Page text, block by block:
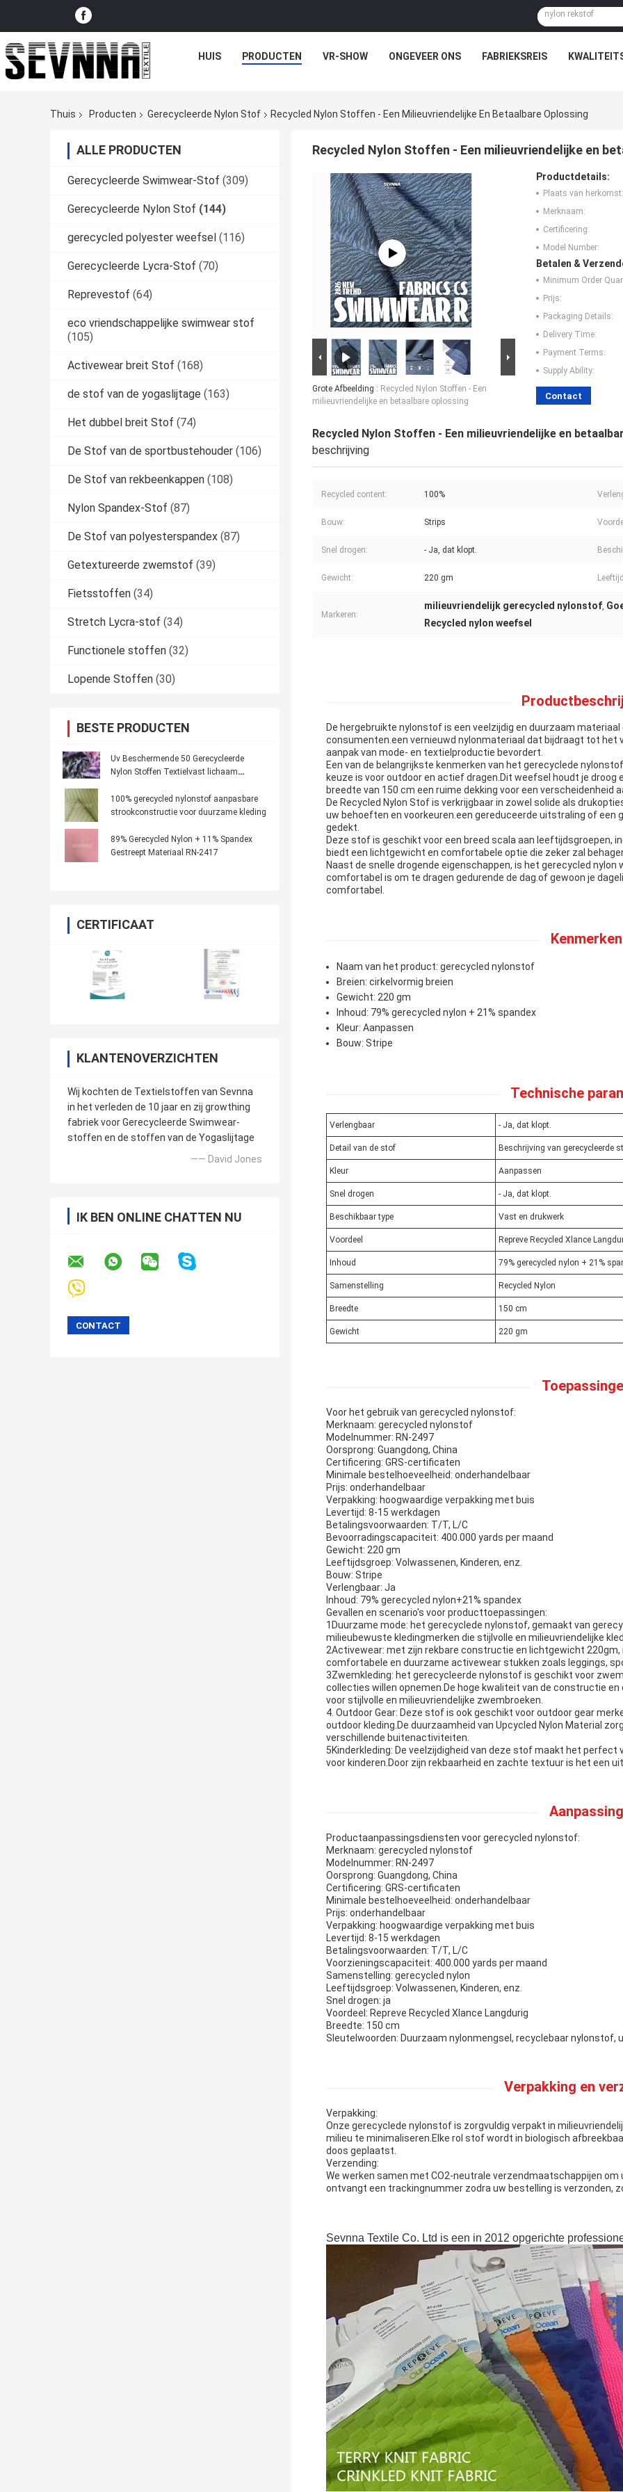
HUIS PRODUCTEN VR-SHOW ONGEVEER ONS FABRIEKSREIS
Thuis Producten Gerecycleerde Nylon Stof Recycled Nylon Stoffen - Een Milieuvriendelijke En Betaalbare Oplossing
ALLE PRODUCTEN
Gerecycleerde Swimwear-Stof (309)
Gerecycleerde Nylon Stof (144)
gerecycled polyester weefsel (116)
Gerecycleerde Lycra-Stof (70)
Reprevestof (64)
eco vriendschappelijke swimwear stof
(105)
Activewear breit Stof (168)
de stof van de yogaslijtage (163)
Het dubbel breit Stof (74)
De Stof van de sportbustehouder (106)
De Stof van rekbeenkappen (108)
Nylon Spandex-Stof (87)
De Stof van polyesterspandex (87)
Getextureerde zwemstof (39)
Fietsstoffen (34)
Stretch Lycra-stof (34)
Functionele stoffen (32)
Lopende Stoffen (30)
BESTE PRODUCTEN
Uv Beschermende 50 Gerecycleerde
Nylon Stoffen Textielvast lichaam
100% gerecycled nylonstof aanpasbare
strookconstructie voor duurzame kleding
89% Gerecycled Nylon + 11% Spandex
Gestreept Materiaal RN-2417
CERTIFICAAT
KLANTENOVERZICHTEN
Wij kochten de Textielstoffen van Sevnna
in het verleden de 10 jaar en zij growthing
fabriek voor Gerecycleerde Swimwear-
stoffen en de stoffen van de Yogaslijtage
—— David Jones
IK BEN ONLINE CHATTEN NU
Recycled Nylon Stoffen - Een milieuvriendelijke en
Grote Afbeelding : Recycled Nylon Stoffen - Een
milieuvriendelijke en betaalbare oplossing
Productdetails:
Plaats van herkomst:
Merknaam:
Certificering:
Model Number:
Betalen &
Minimum Order
Prijs:
Packaging Details:
Delivery Time:
Payment Terms:
Supply Ability:
Contact
Recycled Nylon Stoffen - Een milieuvriendelijke en
beschrijving
Recycled content: 100%
Bouw: Strips
Snel drogen: - Ja, dat klopt.
Gewicht: 220 gm
Markeren:
milieuvriendelijk gerecycled nylonstof,
Recycled nylon weefsel
De hergebruikte nylonstof is een veelzijdig en duurzaam
consumenten.een vernieuwd nylonmateriaal dat bijdraagt tot het
aanpak van mode- en textielproductie bevordert.
Een van de belangrijkste kenmerken van het gerecyclede
keuze is voor outdoor en actief dragen.Dit weefsel houdt je
breedte van 150 cm een ruime dekking voor een verscheidenheid
De Recycled Nylon Stof is verkrijgbaar in zowel solide als
uw behoeften en voorkeuren.een gereduceerde uitstraling of
gedekt.
Deze stof is geschikt voor een breed scala aan leeftijdsgroepen,
biedt een lichtgewicht en comfortabele optie die zeker zal
Naast de snelle drogende eigenschappen, is het gerecycled
comfortabel is om te dragen gedurende de dag.of gewoon je
comfortabel.
Naam van het product: gerecycled nylonstof
Breien: cirkelvormig breien
Gewicht: 220 gm
Inhoud: 79% gerecycled nylon + 21% spandex
Kleur: Aanpassen
Bouw: Stripe
Technische
Verlengbaar - Ja, dat klopt.
Detail van de stof Beschrijving van gerecycleerde
Kleur Aanpassen
Snel drogen - Ja, dat klopt.
Beschikbaar type Vast en drukwerk
Voordeel Repreve Recycled Xlance
Inhoud 79% gerecycled nylon + 21%
Samenstelling Recycled Nylon
Breedte 150 cm
Gewicht 220 gm
Voor het gebruik van gerecycled nylonstof:
Merknaam: gerecycled nylonstof
Modelnummer: RN-2497
Oorsprong: Guangdong, China
Certificering: GRS-certificaten
Minimale bestelhoeveelheid: onderhandelbaar
Prijs: onderhandelbaar
Verpakking: hoogwaardige verpakking met buis
Levertijd: 8-15 werkdagen
Betalingsvoorwaarden: T/T, L/C
Bevoorradingscapaciteit: 400.000 yards per maand
Gewicht: 220 gm
Leeftijdsgroep: Volwassenen, Kinderen, enz.
Bouw: Stripe
Verlengbaar: Ja
Inhoud: 79% gerecycled nylon+21% spandex
Gevallen en scenario's voor producttoepassingen:
1Duurzame mode: het gerecyclede nylonstof, gemaakt van
milieubewuste kledingmerken die stijlvolle en milieuvriendelijke
2Activewear: met zijn rekbare constructie en lichtgewicht
comfortabele en duurzame activewear stukken zoals leggings,
3Zwemkleding: het gerecycleerde nylonstof is geschikt voor
collecties willen opnemen.De hoge kwaliteit van de constructie
voor stijlvolle en milieuvriendelijke zwembroeken.
4. Outdoor Gear: Deze stof is ook geschikt voor outdoor gear
outdoor kleding.De duurzaamheid van Upcycled Nylon Material
verschillende buitenactiviteiten.
5Kinderkleding: De veelzijdigheid van deze stof maakt het
voor kinderen.Door zijn rekbaarheid en zachte textuur is het een
Productaanpassingsdiensten voor gerecycled nylonstof:
Merknaam: gerecycled nylonstof
Modelnummer: RN-2497
Oorsprong: Guangdong, China
Certificering: GRS-certificaten
Minimale bestelhoeveelheid: onderhandelbaar
Prijs: onderhandelbaar
Verpakking: hoogwaardige verpakking met buis
Levertijd: 8-15 werkdagen
Betalingsvoorwaarden: T/T, L/C
Voorzieningscapaciteit: 400.000 yards per maand
Samenstelling: gerecycled nylon
Leeftijdsgroep: Volwassenen, Kinderen, enz.
Snel drogen: ja
Voordeel: Repreve Recycled Xlance Langdurig
Breedte: 150 cm
Sleutelwoorden: Duurzaam nylonmengsel, recyclebaar nylonstof,
Verpakking en
Verpakking:
Onze gerecyclede nylonstof is zorgvuldig verpakt in
milieu te minimaliseren.Elke rol stof wordt in biologisch
doos geplaatst.
Verzending:
We werken samen met CO2-neutrale verzendmaatschappijen
ontvangt een trackingnummer zodra uw bestelling is verzonden,
Sevnna Textile Co. Ltd is een in 2012 opgerichte